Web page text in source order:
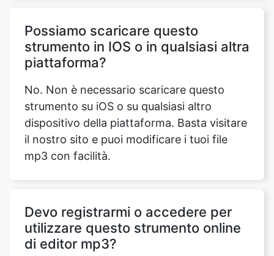
No. Non è necessario scaricare questo
strumento su iOS o su qualsiasi altro
dispositivo della piattaforma. Basta visitare
il nostro sito e puoi modificare i tuoi file
mp3 con facilità.
Devo registrarmi o accedere per
No. Non è necessario registrarsi o
accedere per utilizzare l'account. Questo
strumento è completamente basato sul